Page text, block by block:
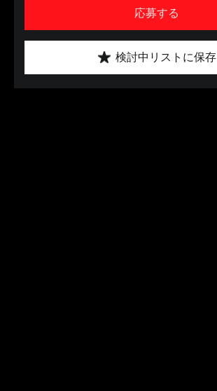
応募する
検討中リストに保存